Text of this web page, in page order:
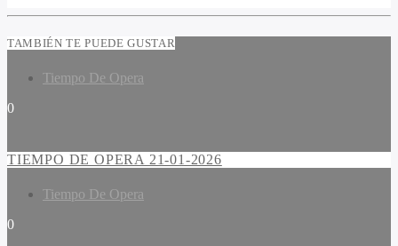
TAMBIÉN TE PUEDE GUSTAR
Tiempo De Opera
0
TIEMPO DE OPERA 21-01-2026
Tiempo De Opera
0